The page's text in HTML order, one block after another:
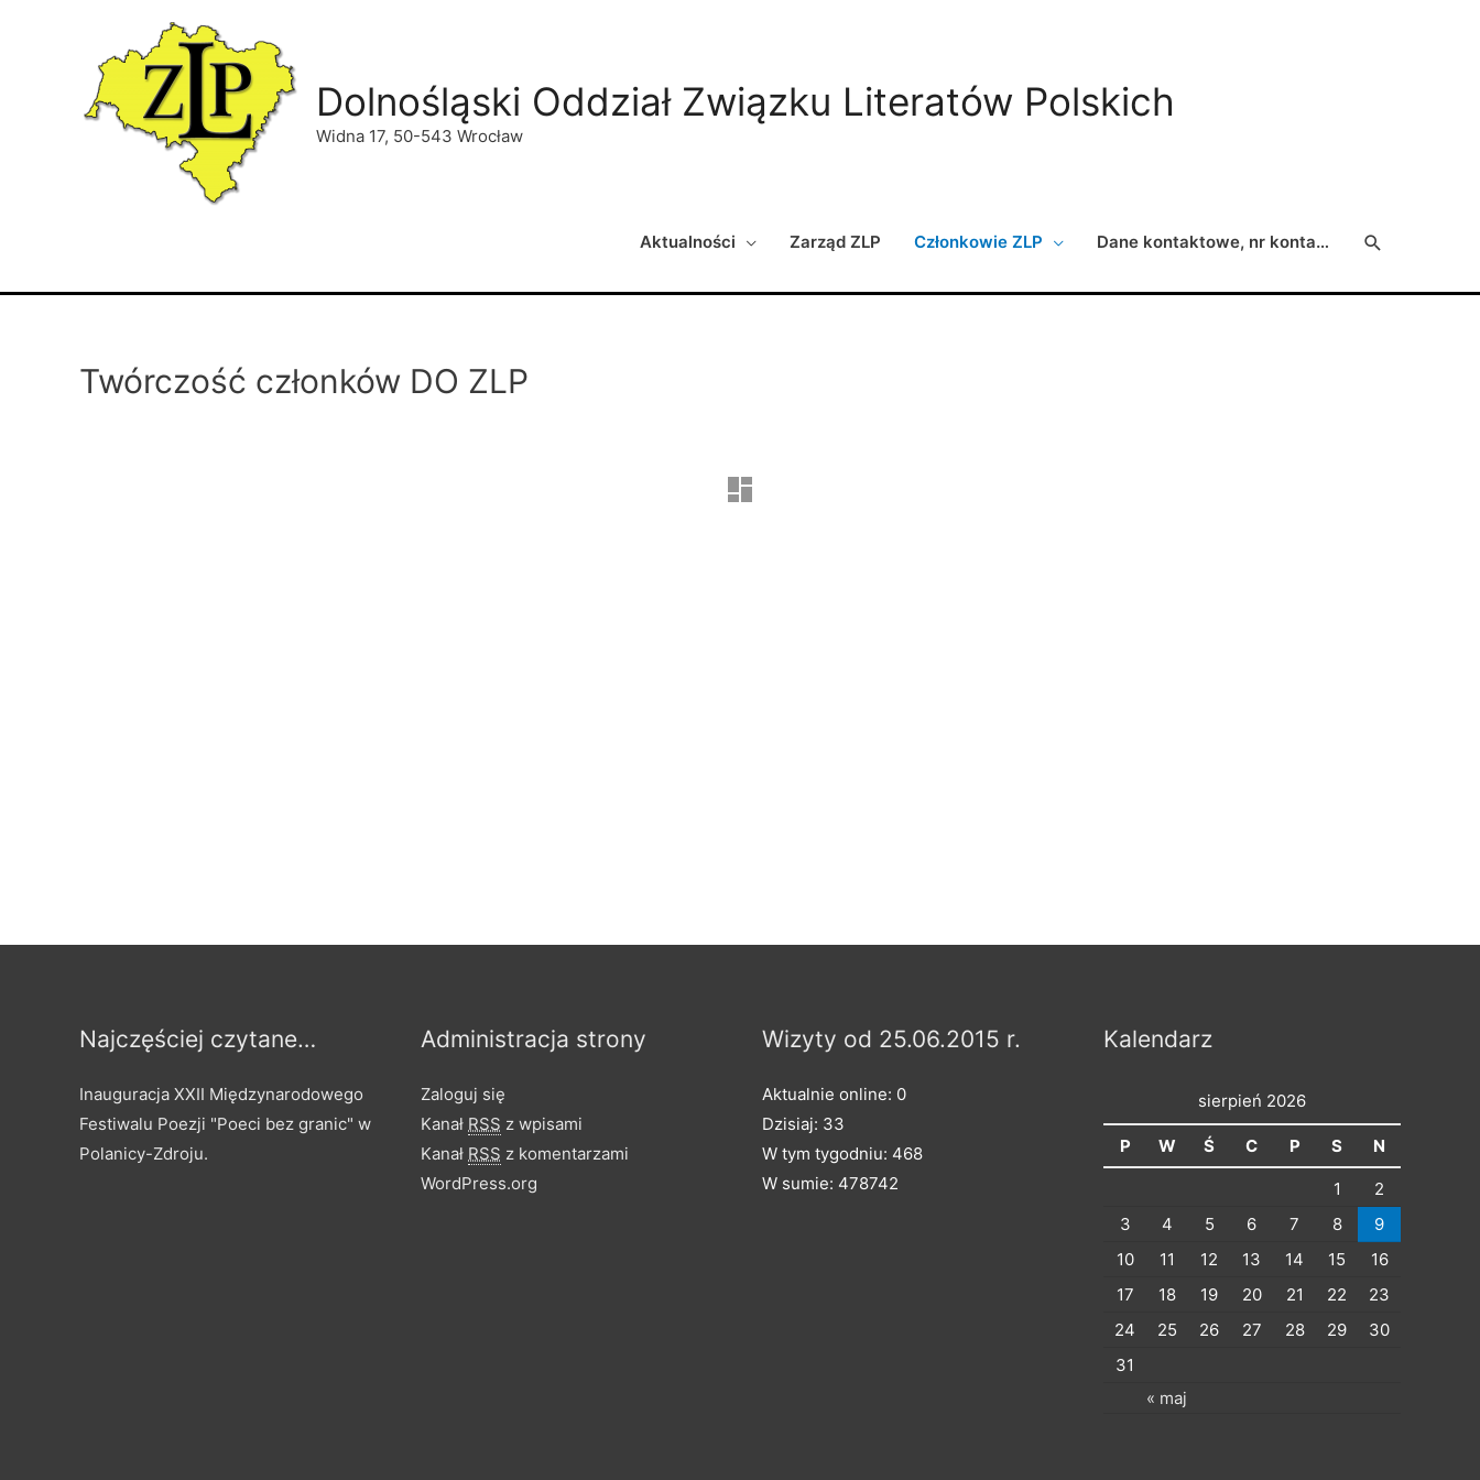
Dolnośląski Oddział Związku Literatów Polskich
Widna 17, 50-543 Wrocław
Aktualności Zarząd ZLP Członkowie ZLP Dane kontaktowe, nr konta… Search
Twórczość członków DO ZLP
Najczęściej czytane…
Inauguracja XXII Międzynarodowego
Festiwalu Poezji "Poeci bez granic" w
Polanicy-Zdroju.
Administracja strony
Zaloguj się
Kanał RSS z wpisami
Kanał RSS z komentarzami
WordPress.org
Wizyty od 25.06.2015 r.
Aktualnie online: 0
Dzisiaj: 33
W tym tygodniu: 468
W sumie: 478742
Kalendarz
sierpień 2026
P W Ś C P S N
« maj
1
2
3
4 5 6 7 8
9
10
11 12 13 14 15
16
17
18 19 20 21 22
23
24
25 26 27 28 29
30
31